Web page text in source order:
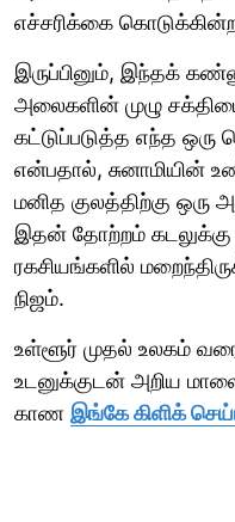
எச்சரிக்கை
இருப்பினும், இந்தக்
அலைகளின் முழு
கட்டுப்படுத்த எந்த ஒரு
என்பதால், சுனாமியின்
மனித குலத்திற்கு ஒரு
இதன் தோற்றம்
ரகசியங்களில்
நிஜம்.
உள்ளூர் முதல் உலகம்
உடனுக்குடன் அறிய
காண இங்கே கிளிக்